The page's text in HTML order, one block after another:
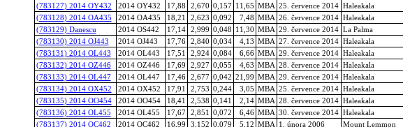
(783127) 2014 OY432
2014 OY432 17,88 2,670 0,157 11,65 MBA 25. července 2014 Haleakala
(783128) 2014 OA435
2014 OA435 18,21 2,623 0,092 7,48 MBA 26. července 2014 Haleakala
(783129) Danescu
2014 OS442 17,14 2,999 0,048 11,30 MBA 29. července 2014 La Palma
(783130) 2014 OJ443
2014 OJ443 17,76 2,840 0,034 4,13 MBA 27. července 2014 Haleakala
(783131) 2014 OL443
2014 OL443 17,51 2,924 0,084 6,66 MBA 29. července 2014 Haleakala
(783132) 2014 OZ446
2014 OZ446 17,69 2,927 0,055 4,63 MBA 28. července 2014 Haleakala
(783133) 2014 OL447
2014 OL447 17,46 2,677 0,042 21,99 MBA 29. července 2014 Haleakala
(783134) 2014 OX452
2014 OX452 17,91 2,753 0,244 3,05 MBA 25. července 2014 Haleakala
(783135) 2014 OO454
2014 OO454 18,41 2,538 0,141 2,14 MBA 28. července 2014 Haleakala
(783136) 2014 OL455
2014 OL455 17,67 2,851 0,072 6,46 MBA 30. července 2014 Haleakala
(783137) 2014 OC462
2014 OC462 16,99 3,152 0,079 5,12 MBA 1. února 2006 Mount Lemmon